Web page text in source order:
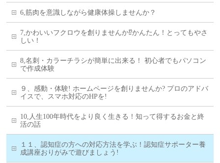
6,筋肉を意識しながら健康体操しませんか？
7,かわいいフクロウを創りませんか⁉かんたん！とってもやさ
しい！
8,名刺・カラーチラシが簡単に出来る！ 初心者でもパソコン
で作成体験
９、感動・体験! ホームページを創りませんか? プロのアドバ
イスで、スマホ対応のHPを!
10,人生100年時代をより良く生きる！知って得するお金と終
活の話
１１、認知症の方への対応方法を学ぶ！認知症サポーター養
成講座おりがみで遊びましょう!